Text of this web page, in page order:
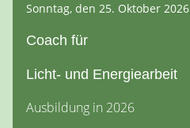
Sonntag, den 25. Oktober 2026
Coach für
Licht- und Energiearbeit
Ausbildung in 2026